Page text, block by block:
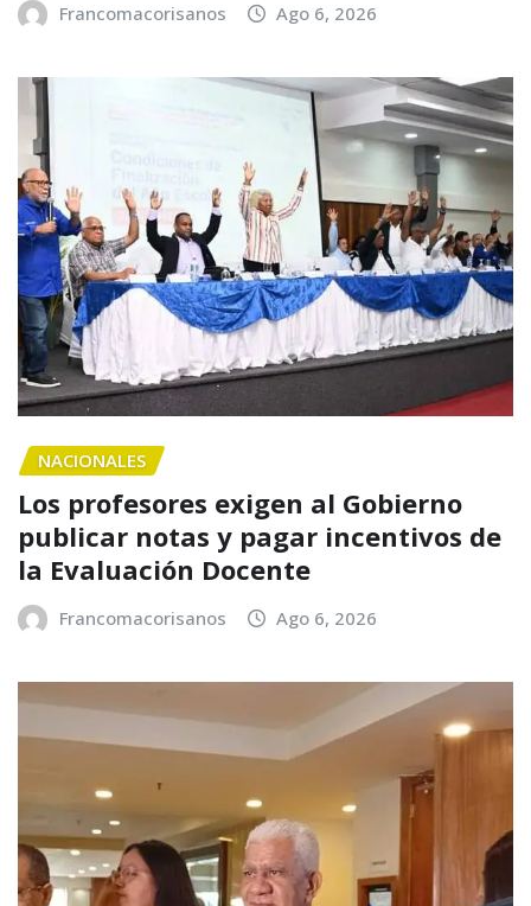
Francomacorisanos Ago 6, 2026
NACIONALES
Los profesores exigen al Gobierno
publicar notas y pagar incentivos de
la Evaluación Docente
Francomacorisanos Ago 6, 2026